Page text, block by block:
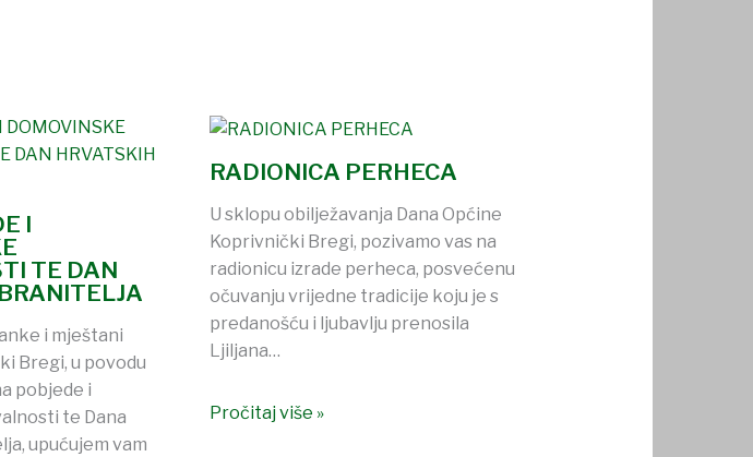
I
TE DAN
i mještani
Bregi, u povodu
pobjede i
te Dana
upućujem vam
RADIONICA PERHECA
U sklopu obilježavanja Dana Općine
Koprivnički Bregi, pozivamo vas na
radionicu izrade perheca, posvećenu
očuvanju vrijedne tradicije koju je s
predanošću i ljubavlju prenosila
Ljiljana…
Pročitaj više »